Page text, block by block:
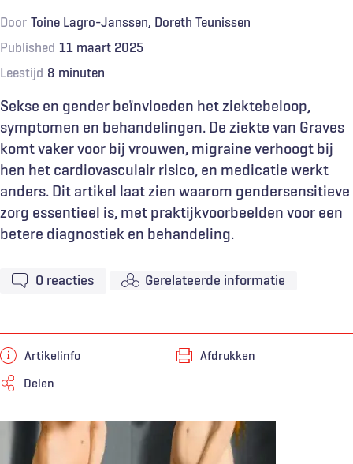
Door Toine Lagro-Janssen Doreth Teunissen
Published 11 maart 2025
Leestijd 8 minuten
Sekse en gender beïnvloeden het ziektebeloop,
symptomen en behandelingen. De ziekte van Graves
komt vaker voor bij vrouwen, migraine verhoogt bij
hen het cardiovasculair risico, en medicatie werkt
anders. Dit artikel laat zien waarom gendersensitieve
zorg essentieel is, met praktijkvoorbeelden voor een
betere diagnostiek en behandeling.
0 reacties Gerelateerde informatie
Artikelinfo
Afdrukken
Delen